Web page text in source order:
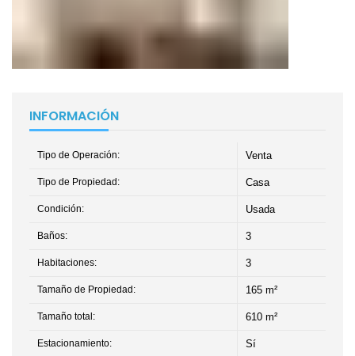
INFORMACIÓN
Tipo de Operación: Venta
Tipo de Propiedad: Casa
Condición: Usada
Baños: 3
Habitaciones: 3
Tamaño de Propiedad: 165 m²
Tamaño total: 610 m²
Estacionamiento: Sí